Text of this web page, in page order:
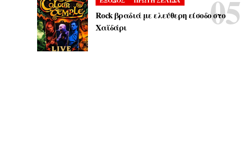
Rock βραδιά με ελεύθερη είσοδο στο
Χαϊδάρι